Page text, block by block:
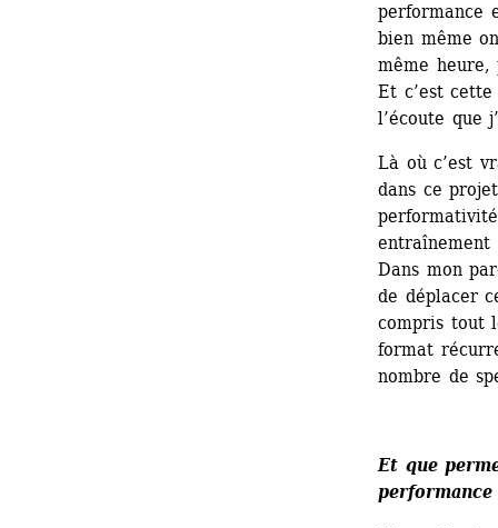
performance
bien même
même
Et c’est
l’écoute que
Là où c’est
dans ce
entraînement
Dans mon
de déplacer
compris tout
format
nombre de
Et que
performance